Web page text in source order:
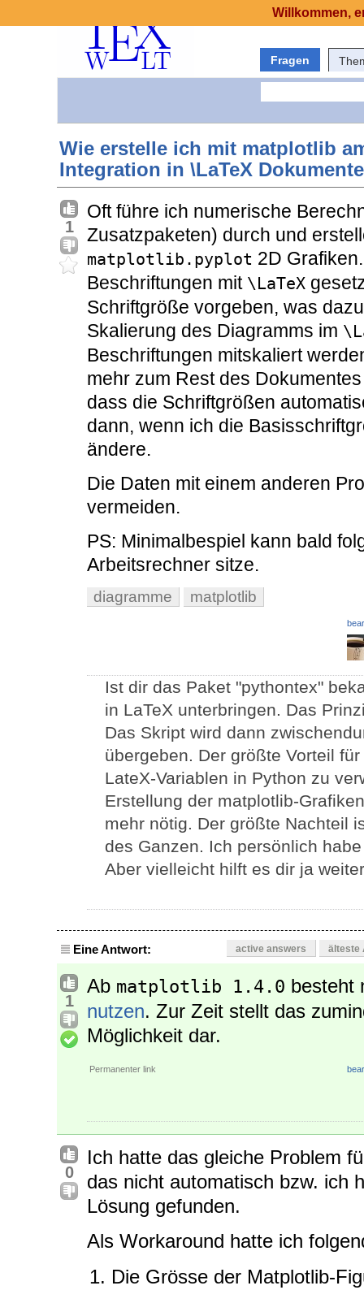
Fragen
Wie erstelle ich mit matplotlib
Integration in \LaTeX
1
Oft führe ich numerische
Zusatzpaketen) durch und
matplotlib.pyplot 2D
Beschriftungen mit \LaTeX
Schriftgröße vorgeben, was
Skalierung des Diagramms im
Beschriftungen mitskaliert
mehr zum Rest des
dass die Schriftgrößen
dann, wenn ich die
ändere.
Die Daten mit einem anderen
vermeiden.
PS: Minimalbespiel kann bald
Arbeitsrechner sitze.
diagramme matplotlib
Ist dir das Paket "pythontex"
in LaTeX unterbringen. Das
Das Skript wird dann
übergeben. Der größte Vorteil
LateX-Variablen in Python zu
Erstellung der matplotlib-
mehr nötig. Der größte Nachteil
des Ganzen. Ich persönlich
Aber vielleicht hilft es dir ja
Eine Antwort: active answers älteste
1
Ab matplotlib 1.4.0 besteht
nutzen. Zur Zeit stellt das
Möglichkeit dar.
Permanenter link
0
Ich hatte das gleiche Problem
das nicht automatisch bzw. ich
Lösung gefunden.
Als Workaround hatte ich
Die Grösse der Matplotlib-
Willkommen,